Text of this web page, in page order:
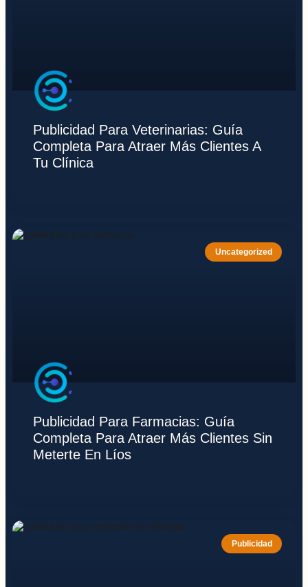
Publicidad Para Veterinarias: Guía
Completa Para Atraer Más Clientes A
Tu Clínica
Uncategorized
Publicidad Para Farmacias: Guía
Completa Para Atraer Más Clientes Sin
Meterte En Líos
Publicidad